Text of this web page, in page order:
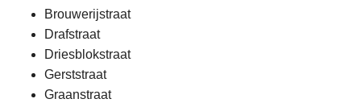
Brouwerijstraat
Drafstraat
Driesblokstraat
Gerststraat
Graanstraat